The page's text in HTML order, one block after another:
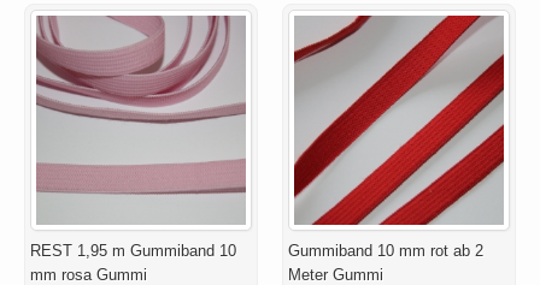
REST 1,95 m Gummiband 10
mm rosa Gummi
Gummiband 10 mm rot ab 2
Meter Gummi